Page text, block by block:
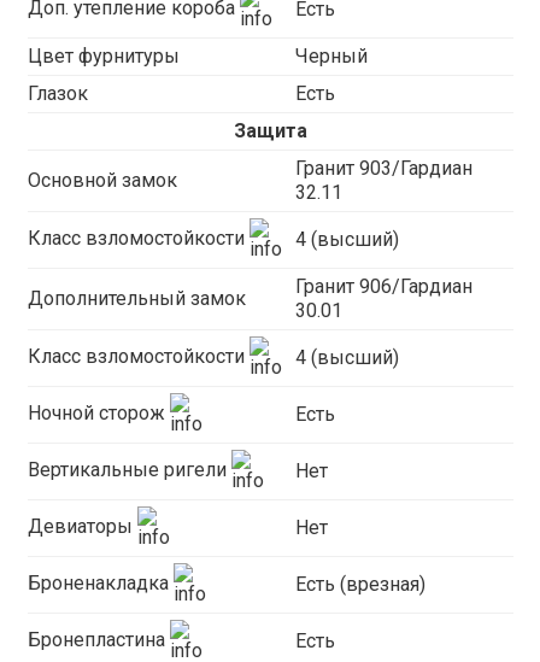
Доп. утепление короба Есть
Цвет фурнитуры
Черный
Глазок
Есть
Защита
Основной замок
Гранит 903/Гардиан
32.11
Класс взломостойкости 4 (высший)
Дополнительный замок
Гранит 906/Гардиан
30.01
Класс взломостойкости 4 (высший)
Ночной сторож Есть
Вертикальные ригели Нет
Девиаторы Нет
Броненакладка Есть (врезная)
Бронепластина Есть